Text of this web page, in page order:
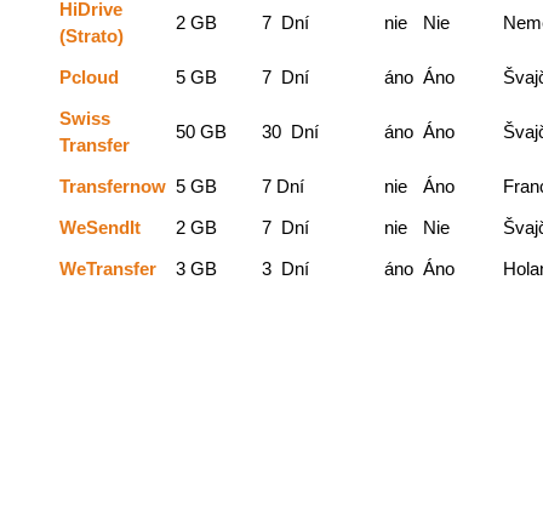
HiDrive
(Strato)
2 GB 7 Dní nie Nie
Pcloud 5 GB 7 Dní áno Áno
Swiss
Transfer
50 GB 30 Dní áno Áno
Transfernow 5 GB 7 Dní nie Áno
WeSendIt
2 GB 7 Dní nie Nie
WeTransfer
3 GB 3 Dní áno Áno